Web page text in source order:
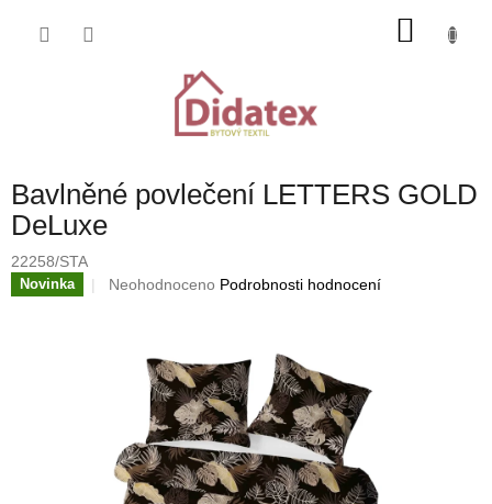
Bavlněné povlečení LETTERS GOLD
DeLuxe
22258/STA
Novinka
Průměrné
hvězdiček.
Neohodnoceno Podrobnosti hodnocení